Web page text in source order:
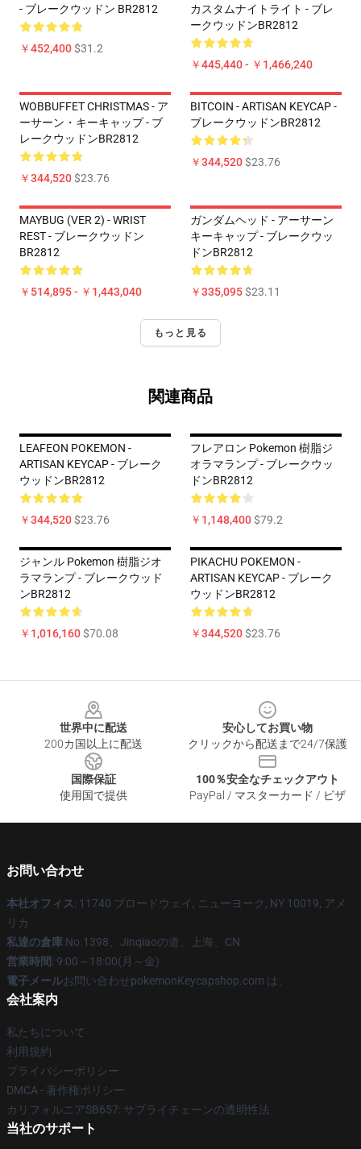
- ブレークウッドン BR2812
￥452,400$31.2
カスタムナイトライト - ブレ
ークウッドンBR2812
￥445,440 - ￥1,466,240
WOBBUFFET CHRISTMAS - ア
ーサーン・キーキャップ - ブ
レークウッドンBR2812
￥344,520$23.76
BITCOIN - ARTISAN KEYCAP -
ブレークウッドンBR2812
￥344,520$23.76
MAYBUG (VER 2) - WRIST
REST - ブレークウッドン
BR2812
￥514,895 - ￥1,443,040
ガンダムヘッド - アーサーン
キーキャップ - ブレークウッ
ドンBR2812
￥335,095$23.11
もっと見る
関連商品
LEAFEON POKEMON -
ARTISAN KEYCAP - ブレーク
ウッドンBR2812
￥344,520$23.76
フレアロン Pokemon 樹脂ジ
オラマランプ - ブレークウッ
ドンBR2812
￥1,148,400$79.2
ジャンル Pokemon 樹脂ジオ
ラマランプ - ブレークウッド
ンBR2812
￥1,016,160$70.08
PIKACHU POKEMON -
ARTISAN KEYCAP - ブレーク
ウッドンBR2812
￥344,520$23.76
世界中に配送
200カ国以上に配送
安心してお買い物
クリックから配送まで24/7保護
国際保証
使用国で提供
100％安全なチェックアウト
PayPal / マスターカード / ビザ
お問い合わせ
本社オフィス: 11740 ブロードウェイ, ニューヨーク, NY 10019, アメ
リカ
私達の倉庫:No.1398、Jinqiaoの道、上海、CN
営業時間: 9:00～18:00(月～金)
電子メールお問い合わせpokemonKeycapshop.com は、
会社案内
私たちについて
利用規約
プライバシーポリシー
DMCA - 著作権ポリシー
カリフォルニアSB657: サプライチェーンの透明性法
当社のサポート